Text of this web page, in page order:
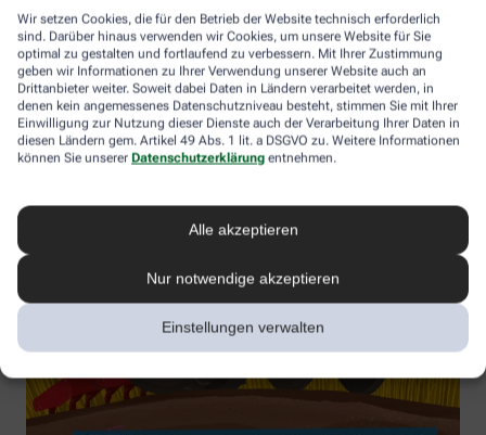
Wir setzen Cookies, die für den Betrieb der Website technisch erforderlich
sind. Darüber hinaus verwenden wir Cookies, um unsere Website für Sie
optimal zu gestalten und fortlaufend zu verbessern. Mit Ihrer Zustimmung
geben wir Informationen zu Ihrer Verwendung unserer Website auch an
Drittanbieter weiter. Soweit dabei Daten in Ländern verarbeitet werden, in
denen kein angemessenes Datenschutzniveau besteht, stimmen Sie mit Ihrer
Einwilligung zur Nutzung dieser Dienste auch der Verarbeitung Ihrer Daten in
diesen Ländern gem. Artikel 49 Abs. 1 lit. a DSGVO zu. Weitere Informationen
können Sie unserer Datenschutzerklärung entnehmen.
Alle akzeptieren
Nur notwendige akzeptieren
Einstellungen verwalten